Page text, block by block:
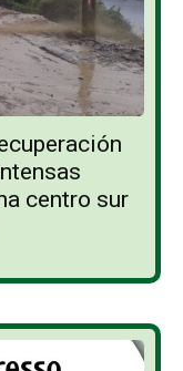
centro sur